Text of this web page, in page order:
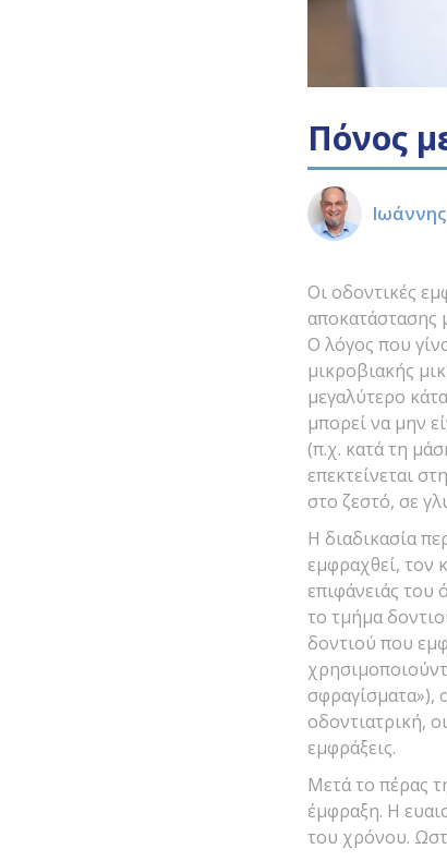
Πόνος
Οι οδοντικές
αποκατάστασης
Ο λόγος που
μικροβιακής
μεγαλύτερο
μπορεί να μην
(π.χ. κατά τη
επεκτείνεται
στο ζεστό, σε
Η διαδικασία
εμφραχθεί, τον
επιφάνειάς
το τμήμα
δοντιού που
σφραγίσματα»),
οδοντιατρική,
εμφράξεις.
Μετά το πέρας
έμφραξη. Η
του χρόνου.